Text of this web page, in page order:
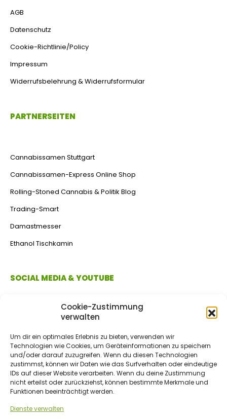
Cookie-Zustimmung
verwalten
Um dir ein optimales Erlebnis zu bieten, verwenden wir
Technologien wie Cookies, um Geräteinformationen zu speichern
und/oder darauf zuzugreifen. Wenn du diesen Technologien
zustimmst, können wir Daten wie das Surfverhalten oder eindeutige
IDs auf dieser Website verarbeiten. Wenn du deine Zustimmung
nicht erteilst oder zurückziehst, können bestimmte Merkmale und
Funktionen beeinträchtigt werden.
Dienste verwalten
AGB
Datenschutz
Cookie-Richtlinie/Policy
Impressum
Widerrufsbelehrung & Widerrufsformular
PARTNERSEITEN
Cannabissamen Stuttgart
Cannabissamen-Express Online Shop
Rolling-Stoned Cannabis & Politik Blog
Trading-Smart
Damastmesser
Ethanol Tischkamin
SOCIAL MEDIA & YOUTUBE
ZAHLUNGSMETHODEN